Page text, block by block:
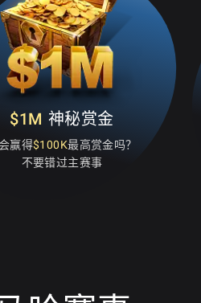
$1M 神秘赏金
赢得$100K最高赏金吗？
不要错过主赛事